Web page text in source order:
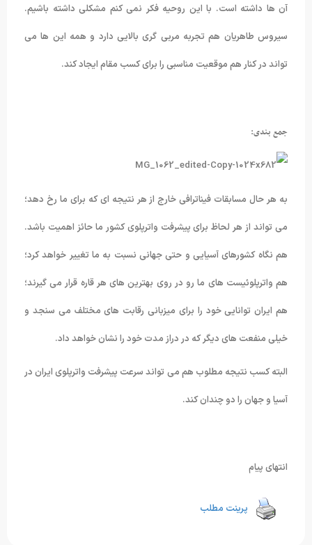
آن ها داشته است. با این روحیه فکر نمی کنم مشکلی داشته باشیم.
سیروس طاهریان هم تجربه مربی گری بالایی دارد و همه این ها می
تواند در کنار هم موقعیت مناسبی را برای کسب مقام ایجاد کند.
جمع بندی:
به هر حال مسابقات فیناترافی خارج از هر نتیجه ای که برای ما رخ دهد؛
می تواند از هر لحاظ برای پیشرفت واترپلوی کشور ما حائز اهمیت باشد.
هم نگاه کشورهای آسیایی و حتی جهانی نسبت به ما تغییر خواهد کرد؛
هم واترپلوئیست های ما رو در روی بهترین های هر قاره قرار می گیرند؛
هم ایران توانایی خود را برای میزبانی رقابت های مختلف می سنجد و
خیلی منفعت های دیگر که در دراز مدت خود را نشان خواهد داد.
البته کسب نتیجه مطلوب هم می تواند سرعت پیشرفت واترپلوی ایران در
آسیا و جهان را دو چندان کند.
انتهای پیام
پرینت مطلب